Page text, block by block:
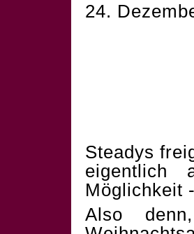
24.
Steadys
eigentlich
Möglichkeit
Also